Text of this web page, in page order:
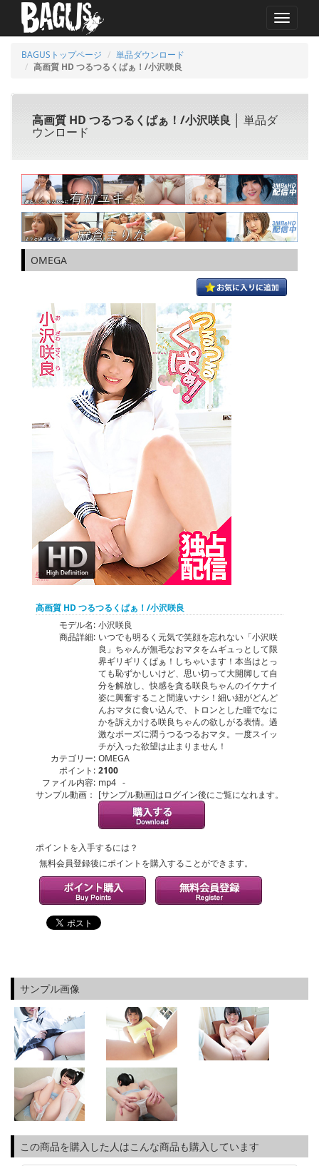
MENU
BAGUSトップページ
単品ダウンロード
高画質 HD つるつるくぱぁ！/小沢咲良
高画質 HD つるつるくぱぁ！/小沢咲良 │ 単品ダ
ウンロード
OMEGA
高画質 HD つるつるくぱぁ！/小沢咲良
モデル名: 小沢咲良
商品詳細: いつでも明るく元気で笑顔を忘れない「小沢咲
良」ちゃんが無毛なおマタをムギュっとして限
界ギリギリくぱぁ！しちゃいます！本当はとっ
ても恥ずかしいけど、思い切って大開脚して自
分を解放し、快感を貪る咲良ちゃんのイケナイ
姿に興奮すること間違いナシ！細い紐がどんど
んおマタに食い込んで、トロンとした瞳でなに
かを訴えかける咲良ちゃんの欲しがる表情。過
激なポーズに潤うつるつるおマタ。一度スイッ
チが入った欲望は止まりません！
カテゴリー: OMEGA
ポイント: 2100
ファイル内容: mp4 -
サンプル動画： [サンプル動画]はログイン後にご覧になれます。
ポイントを入手するには？
無料会員登録後にポイントを購入することができます。
サンプル画像
この商品を購入した人はこんな商品も購入しています